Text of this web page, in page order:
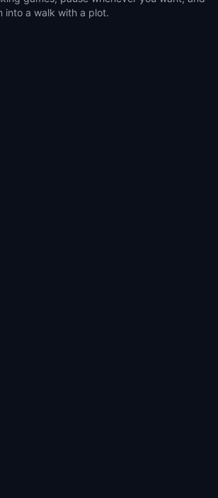
into a walk with a plot.